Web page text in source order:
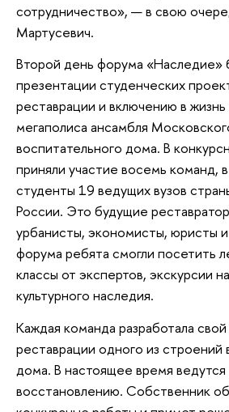
сотрудничество», — в свою
Мартусевич.
Второй день форума «Наследие»
презентации студенческих
реставрации и включению в
мегаполиса ансамбля
воспитательного дома. В
приняли участие восемь команд,
студенты 19 ведущих вузов
России. Это будущие
урбанисты, экономисты, юристы
форума ребята смогли посетить
классы от экспертов, экскурсии
культурного наследия.
Каждая команда разработала
реставрации одного из строений
дома. В настоящее время
восстановлению. Собственник